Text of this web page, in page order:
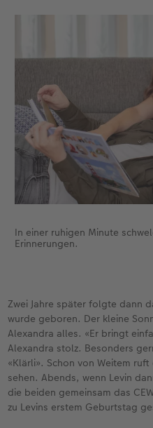
CEWE
CEWE
Zubehör
CEWE
Zubehör
CEWE
Foto-
Neuheiten
In einer ruhigen Minute
Erinnerungen.
Zwei Jahre später folgte dann
wurde geboren. Der kleine
Alexandra alles. «Er bringt
Alexandra stolz. Besonders
«Klärli». Schon von Weitem
sehen. Abends, wenn Levin
die beiden gemeinsam das
zu Levins erstem Geburtstag